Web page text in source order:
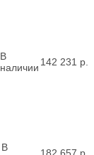
В
наличии 142 231 р.
В